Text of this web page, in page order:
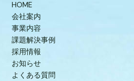
HOME
会社案内
事業内容
課題解決事例
採用情報
お知らせ
よくある質問